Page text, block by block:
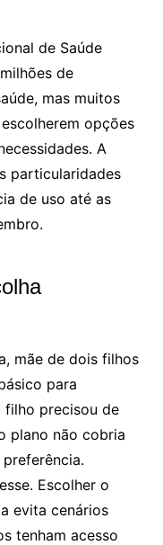
de Saúde
de
mas muitos
opções
A
particularidades
de uso até as
mãe de dois filhos
para
filho precisou de
plano não cobria
Escolher o
evita cenários
tenham acesso